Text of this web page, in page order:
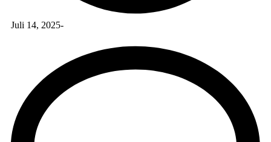
Juli 14, 2025-